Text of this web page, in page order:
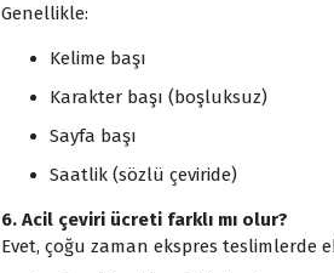
Genellikle:
Kelime başı
Karakter başı (boşluksuz)
Sayfa başı
Saatlik (sözlü çeviride)
6. Acil çeviri ücreti farklı mı olur?
Evet, çoğu zaman ekspres teslimlerde